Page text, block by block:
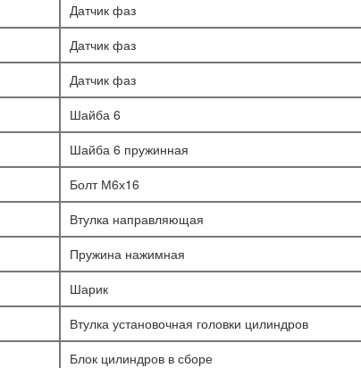
Датчик фаз
Датчик фаз
Датчик фаз
Шайба 6
Шайба 6 пружинная
Болт М6х16
Втулка направляющая
Пружина нажимная
Шарик
Втулка установочная головки цилиндров
Блок цилиндров в сборе